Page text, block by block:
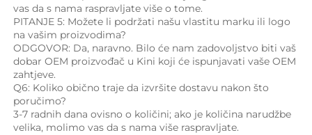
vas da s nama raspravljate više o tome.
PITANJE 5: Možete li podržati našu vlastitu marku ili logo
na vašim proizvodima?
ODGOVOR: Da, naravno. Bilo će nam zadovoljstvo biti vaš
dobar OEM proizvođač u Kini koji će ispunjavati vaše OEM
zahtjeve.
Q6: Koliko obično traje da izvršite dostavu nakon što
poručimo?
3-7 radnih dana ovisno o količini; ako je količina narudžbe
velika, molimo vas da s nama više raspravljate.